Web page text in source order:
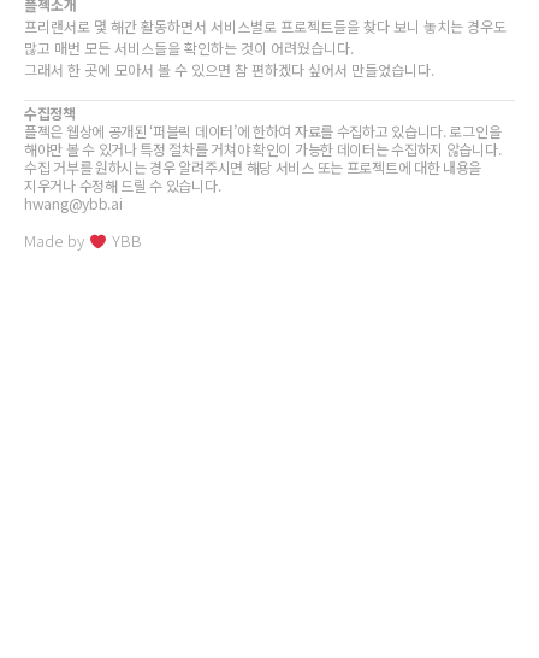
프리랜서로 몇 해간 활동하면서 서비스별로 프로젝트들을 찾다 보니 놓치는 경우도
많고 매번 모든 서비스들을 확인하는 것이 어려웠습니다.
그래서 한 곳에 모아서 볼 수 있으면 참 편하겠다 싶어서 만들었습니다.
수집정책
플젝은 웹상에 공개된 ‘퍼블릭 데이터’에 한하여 자료를 수집하고 있습니다. 로그인을
해야만 볼 수 있거나 특정 절차를 거쳐야 확인이 가능한 데이터는 수집하지 않습니다.
수집 거부를 원하시는 경우 알려주시면 해당 서비스 또는 프로젝트에 대한 내용을
지우거나 수정해 드릴 수 있습니다.
hwang@ybb.ai
Made by YBB